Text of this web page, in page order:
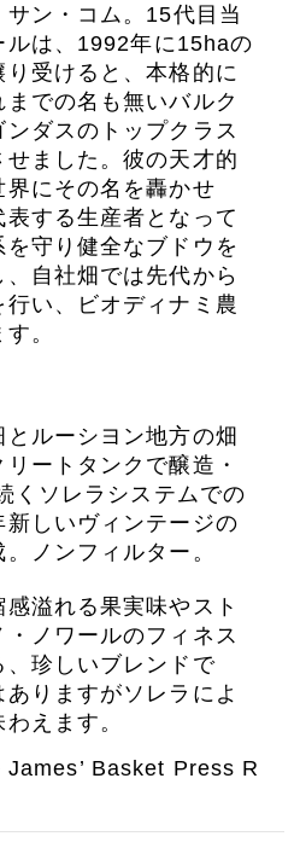
ン・コム。15代目当
ルは、1992年に15haの
受けると、本格的に
での名も無いバルク
ダスのトップクラス
ました。彼の天才的
にその名を轟かせ
する生産者となって
守り健全なブドウを
自社畑では先代から
い、ビオディナミ農
。
ルーシヨン地方の畑
ートタンクで醸造・
くソレラシステムでの
しいヴィンテージの
ノンフィルター。
溢れる果実味やスト
ノワールのフィネス
珍しいブレンドで
りますがソレラによ
えます。
Basket Press R